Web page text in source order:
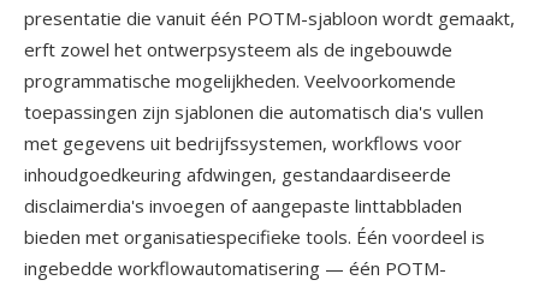
presentatie die vanuit één POTM-sjabloon wordt gemaakt,
erft zowel het ontwerpsysteem als de ingebouwde
programmatische mogelijkheden. Veelvoorkomende
toepassingen zijn sjablonen die automatisch dia's vullen
met gegevens uit bedrijfssystemen, workflows voor
inhoudgoedkeuring afdwingen, gestandaardiseerde
disclaimerdia's invoegen of aangepaste linttabbladen
bieden met organisatiespecifieke tools. Één voordeel is
ingebedde workflowautomatisering — één POTM-